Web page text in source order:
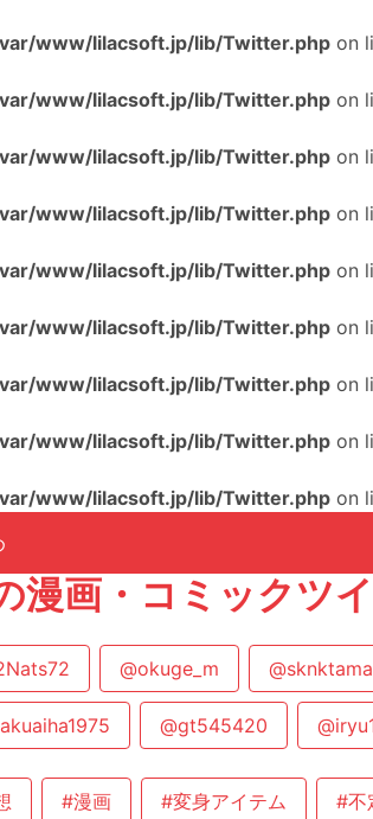
www/lilacsoft.jp/lib/Twitter.php on
www/lilacsoft.jp/lib/Twitter.php on
www/lilacsoft.jp/lib/Twitter.php on
www/lilacsoft.jp/lib/Twitter.php on
www/lilacsoft.jp/lib/Twitter.php on
www/lilacsoft.jp/lib/Twitter.php on
www/lilacsoft.jp/lib/Twitter.php on
www/lilacsoft.jp/lib/Twitter.php on
www/lilacsoft.jp/lib/Twitter.php on
漫画・コミックツ
@okuge_m
@gt545420
#漫画 #変身アイテム #不